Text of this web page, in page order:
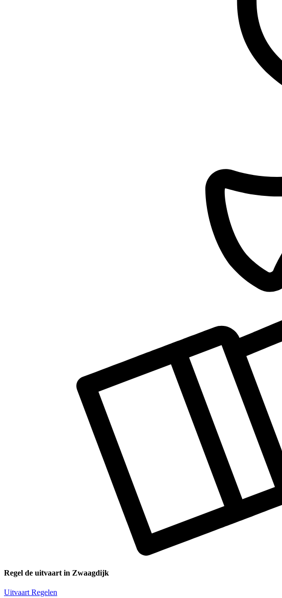
Regel de uitvaart in Zwaagdijk
Uitvaart Regelen